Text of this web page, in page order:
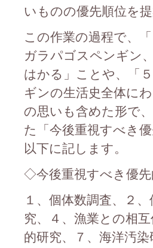
いものの優先順位を提
この作業の過程で、
ガラパゴスペンギン
はかる」ことや、「
ギンの生活史全体に
の思いも含めた形で
た「今後重視すべき
以下に記します。
◇今後重視すべき優先
１、個体数調査、２
究、４、漁業との相
的研究、７、海洋汚